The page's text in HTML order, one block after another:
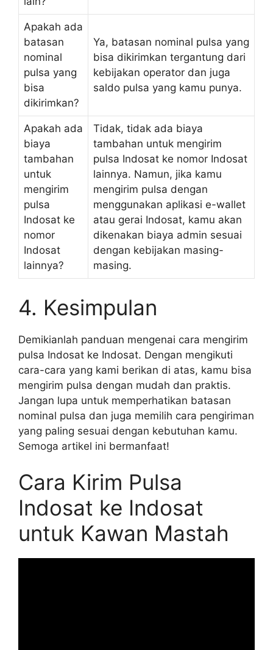
Apakah ada
batasan
nominal
pulsa yang
bisa
dikirimkan?
Ya, batasan nominal pulsa yang
bisa dikirimkan tergantung dari
kebijakan operator dan juga
saldo pulsa yang kamu punya.
Apakah ada
biaya
tambahan
untuk
mengirim
pulsa
Indosat ke
nomor
Indosat
lainnya?
Tidak, tidak ada biaya
tambahan untuk mengirim
pulsa Indosat ke nomor Indosat
lainnya. Namun, jika kamu
mengirim pulsa dengan
menggunakan aplikasi e-wallet
atau gerai Indosat, kamu akan
dikenakan biaya admin sesuai
dengan kebijakan masing-
masing.
4. Kesimpulan
Demikianlah panduan mengenai cara mengirim
pulsa Indosat ke Indosat. Dengan mengikuti
cara-cara yang kami berikan di atas, kamu bisa
mengirim pulsa dengan mudah dan praktis.
Jangan lupa untuk memperhatikan batasan
nominal pulsa dan juga memilih cara pengiriman
yang paling sesuai dengan kebutuhan kamu.
Semoga artikel ini bermanfaat!
Cara Kirim Pulsa
Indosat ke Indosat
untuk Kawan Mastah